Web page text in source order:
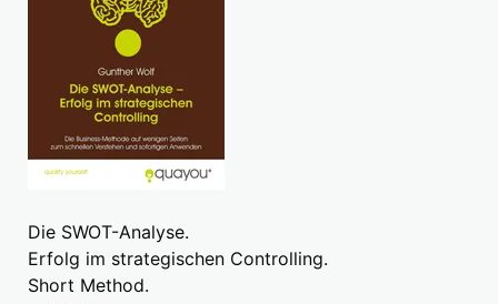
Die SWOT-Analyse.
Erfolg im strategischen Controlling.
Short Method.